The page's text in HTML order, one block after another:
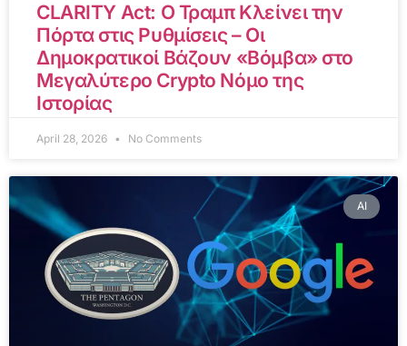
CLARITY Act: Ο Τραμπ Κλείνει την
Πόρτα στις Ρυθμίσεις – Οι
Δημοκρατικοί Βάζουν «Βόμβα» στο
Μεγαλύτερο Crypto Νόμο της
Ιστορίας
April 28, 2026 No Comments
AI